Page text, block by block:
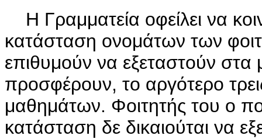
Η Γραμματεία οφείλει να
κατάσταση ονομάτων των
επιθυμούν να εξεταστούν
προσφέρουν, το αργότερο
μαθημάτων. Φοιτητής του ο
κατάσταση δε δικαιούται να